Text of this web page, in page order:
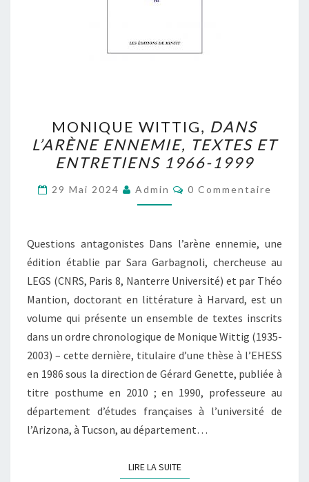
WITTIG,
DANS
L’ARÈNE
ENNEMIE,
TEXTES
ENTRETIENS
1966-
1999
MONIQUE WITTIG, DANS
L’ARÈNE ENNEMIE, TEXTES ET
ENTRETIENS 1966-1999
29 Mai 2024 Admin Commentaires
0 Commentaire
Questions antagonistes Dans l’arène ennemie, une
édition établie par Sara Garbagnoli, chercheuse au
LEGS (CNRS, Paris 8, Nanterre Université) et par Théo
Mantion, doctorant en littérature à Harvard, est un
volume qui présente un ensemble de textes inscrits
dans un ordre chronologique de Monique Wittig (1935-
2003) – cette dernière, titulaire d’une thèse à l’EHESS
en 1986 sous la direction de Gérard Genette, publiée à
titre posthume en 2010 ; en 1990, professeure au
département d’études françaises à l’université de
l’Arizona, à Tucson, au département…
LIRE LA SUITELIRE LA SUITE